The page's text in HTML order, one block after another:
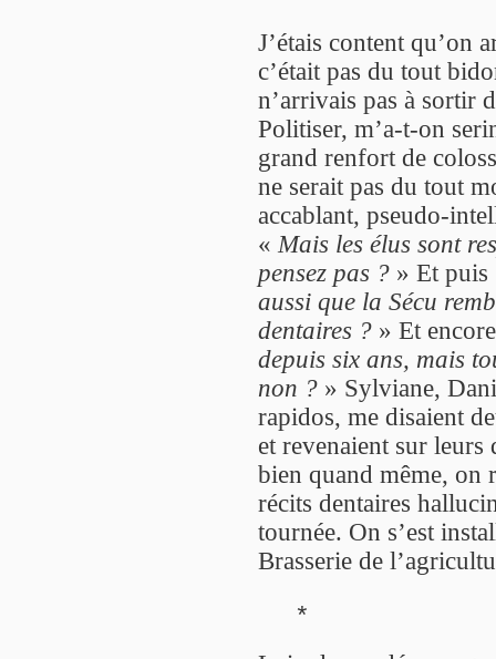
J’étais content qu’on
c’était pas du tout
n’arrivais pas à sortir
Politiser, m’a-t-on
grand renfort de
ne serait pas du tout
accablant, pseudo-
« Mais les élus sont
pensez pas ? » Et
aussi que la Sécu
dentaires ? » Et
depuis six ans, mais
non ? » Sylviane,
rapidos, me disaient
et revenaient sur leurs
bien quand même, on
récits dentaires
tournée. On s’est
Brasserie de
*